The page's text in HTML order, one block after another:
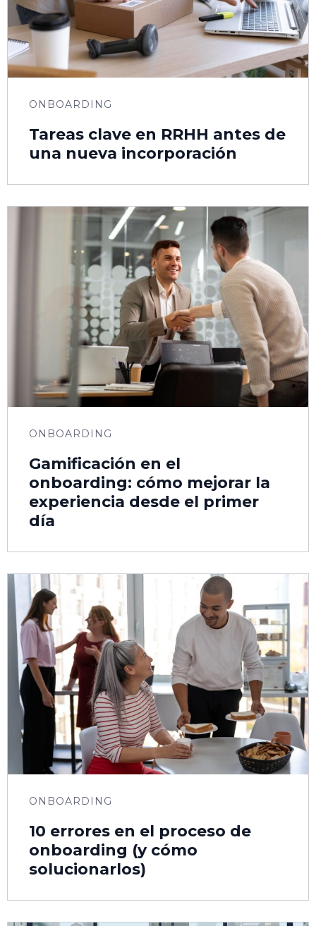
ONBOARDING
Tareas clave en RRHH antes de
una nueva incorporación
ONBOARDING
Gamificación en el
onboarding: cómo mejorar la
experiencia desde el primer
día
ONBOARDING
10 errores en el proceso de
onboarding (y cómo
solucionarlos)